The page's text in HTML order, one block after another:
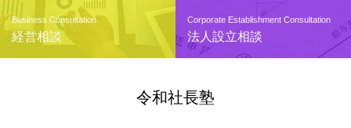
Business Consultation
経営相談
Corporate Establishment Consultation
法人設立相談
令和社長塾